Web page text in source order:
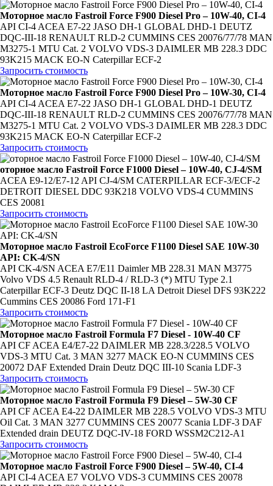
Моторное масло Fastroil Force F900 Diesel Pro – 10W-40, CI-4
API CI-4 ACEA E7-22 JASO DH-1 GLOBAL DHD-1 DEUTZ
DQC-III-18 RENAULT RLD-2 CUMMINS CES 20076/77/78 MAN
M3275-1 MTU Cat. 2 VOLVO VDS-3 DAIMLER MB 228.3 DDC
93K215 MACK EO-N Caterpillar ECF-2
Запросить стоимость
Моторное масло Fastroil Force F900 Diesel Pro – 10W-30, CI-4
API CI-4 ACEA E7-22 JASO DH-1 GLOBAL DHD-1 DEUTZ
DQC-III-18 RENAULT RLD-2 CUMMINS CES 20076/77/78 MAN
M3275-1 MTU Cat. 2 VOLVO VDS-3 DAIMLER MB 228.3 DDC
93K215 MACK EO-N Caterpillar ECF-2
Запросить стоимость
оторное масло Fastroil Force F1000 Diesel – 10W-40, CJ-4/SM
ACEA E9-12/E7-12 API CJ-4/SM CATERPILLAR ECF-3/ECF-2
DETROIT DIESEL DDC 93K218 VOLVO VDS-4 CUMMINS
CES 20081
Запросить стоимость
Моторное масло Fastroil EcoForce F1100 Diesel SAE 10W-30
API: CK-4/SN
API CK-4/SN ACEA E7/E11 Daimler MB 228.31 MAN M3775
Volvo VDS 4.5 Renault RLD-4 / RLD-3 (*) MTU Type 2.1
Caterpillar ECF-3 Deutz DQC II-18 LA Detroit Diesel DFS 93K222
Cummins CES 20086 Ford 171-F1
Запросить стоимость
Моторное масло Fastroil Formula F7 Diesel - 10W-40 CF
API CF ACEA E4/Е7-22 DAIMLER MB 228.3/228.5 VOLVO
VDS-3 MTU Cat. 3 MAN 3277 MACK EO-N CUMMINS CES
20072 DAF Extended Drain Deutz DQC III-10 Scania LDF-3
Запросить стоимость
Моторное масло Fastroil Formula F9 Diesel – 5W-30 CF
API CF ACEA E4-22 DAIMLER MB 228.5 VOLVO VDS-3 MTU
Oil Cat. 3 MAN 3277 CUMMINS CES 20077 Scania LDF-3 DAF
Extended drain DEUTZ DQC-IV-18 FORD WSSM2C212-A1
Запросить стоимость
Моторное масло Fastroil Force F900 Diesel – 5W-40, CI-4
API CI-4 ACEA E7 VOLVO VDS-3 CUMMINS CES 20078